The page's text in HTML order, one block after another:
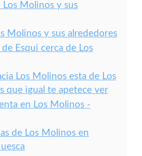
Los Molinos y sus
Molinos y sus alrededores
de Esqui cerca de Los
Los Molinos esta de Los
que igual te apetece ver
en Los Molinos -
de Los Molinos en